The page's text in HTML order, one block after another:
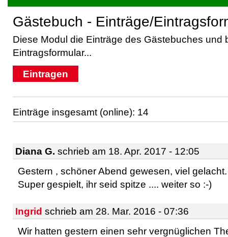
Gästebuch - Einträge/
Diese Modul die Einträge des Gästebuches und
Eintragsformular...
Eintragen
Einträge insgesamt (online): 14
Diana G. schrieb am 18. Apr. 2017 - 12:05
Gestern , schöner Abend gewesen, viel gelacht.
Super gespielt, ihr seid spitze .... weiter so :-)
Ingrid schrieb am 28. Mar. 2016 - 07:36
Wir hatten gestern einen sehr vergnüglichen